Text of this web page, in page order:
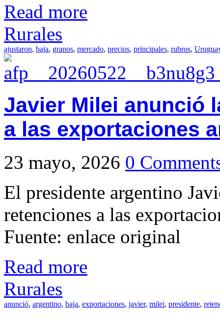
Read more
Rurales
ajustaron, baja, granos, mercado, precios, principales, rubros,
Javier Milei anunció
a las exportaciones
23 mayo, 2026 0
El presidente argentino
retenciones a las
Fuente: enlace original
Read more
Rurales
anunció, argentino, baja, exportaciones, javier, milei, presidente,